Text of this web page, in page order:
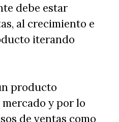
debe estar
al crecimiento e
iterando
producto
y por lo
de ventas como